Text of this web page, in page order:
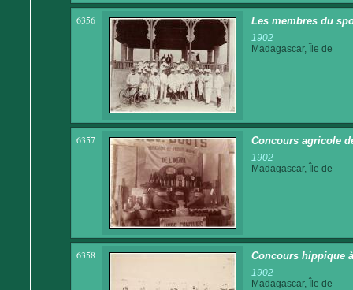
6356 Les membres du
1902
Madagascar, Île de
6357 Concours agricole
1902
Madagascar, Île de
6358 Concours hippique
1902
Madagascar, Île de